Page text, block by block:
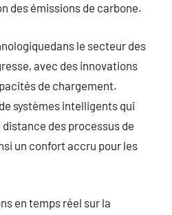
des émissions de carbone.
le secteur des
avec des innovations
de chargement.
systèmes intelligents qui
des processus de
un confort accru pour les
en temps réel sur la